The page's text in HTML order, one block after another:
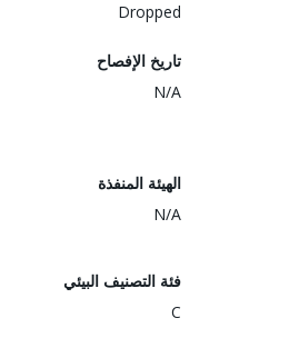
Dropped
تاريخ الإفصاح
N/A
الهيئة المنفذة
N/A
فئة التصنيف البيئي
C